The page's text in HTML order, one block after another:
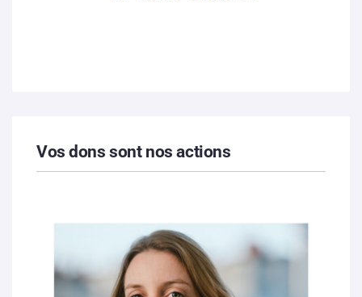
Vos dons sont nos actions